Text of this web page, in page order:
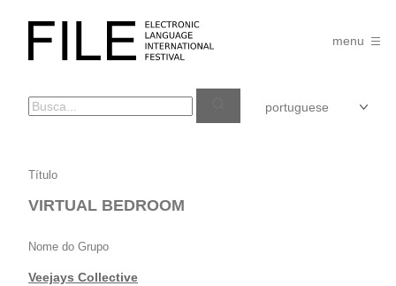
FILE
FESTIVAL
menu
VIRTUAL
BEDROOM
Título
VIRTUAL BEDROOM
Nome do Grupo
Veejays Collective